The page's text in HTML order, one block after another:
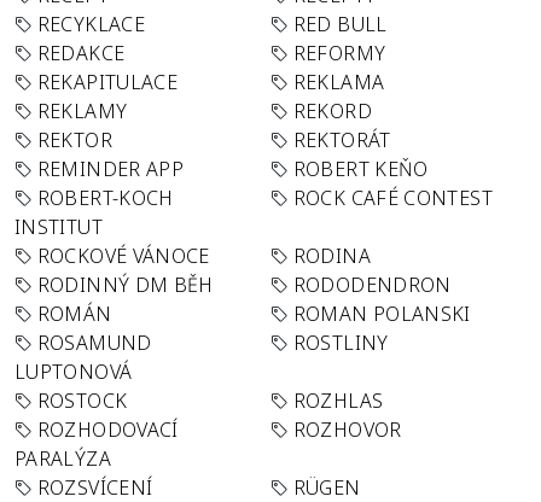
RECYKLACE
RED BULL
REDAKCE
REFORMY
REKAPITULACE
REKLAMA
REKLAMY
REKORD
REKTOR
REKTORÁT
REMINDER APP
ROBERT KEŇO
ROBERT-KOCH
INSTITUT
ROCK CAFÉ CONTEST
ROCKOVÉ VÁNOCE
RODINA
RODINNÝ DM BĚH
RODODENDRON
ROMÁN
ROMAN POLANSKI
ROSAMUND
LUPTONOVÁ
ROSTLINY
ROSTOCK
ROZHLAS
ROZHODOVACÍ
PARALÝZA
ROZHOVOR
ROZSVÍCENÍ
RÜGEN